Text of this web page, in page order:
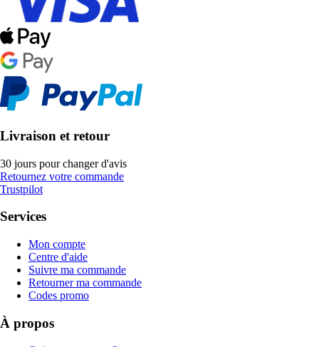
Livraison et retour
30 jours pour changer d'avis
Retournez votre commande
Trustpilot
Services
Mon compte
Centre d'aide
Suivre ma commande
Retourner ma commande
Codes promo
À propos